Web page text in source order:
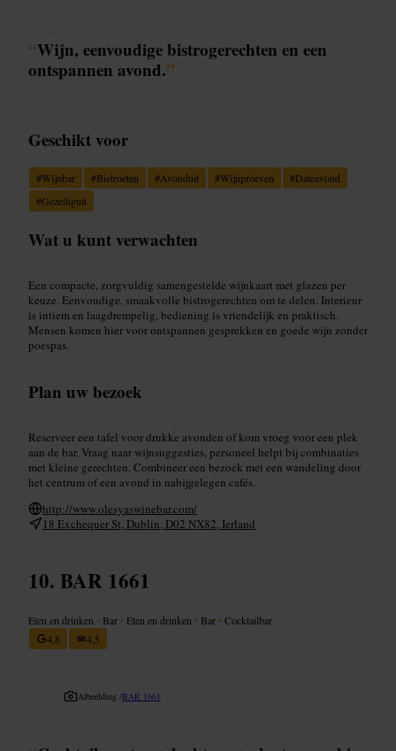
“Wijn, eenvoudige bistrogerechten en een
ontspannen avond.”
Geschikt voor
#Wijnbar #Bistroeten #Avonduit #Wijnproeven #Dateavond
#Gezelliguit
Wat u kunt verwachten
Een compacte, zorgvuldig samengestelde wijnkaart met glazen per
keuze. Eenvoudige, smaakvolle bistrogerechten om te delen. Interieur
is intiem en laagdrempelig, bediening is vriendelijk en praktisch.
Mensen komen hier voor ontspannen gesprekken en goede wijn zonder
poespas.
Plan uw bezoek
Reserveer een tafel voor drukke avonden of kom vroeg voor een plek
aan de bar. Vraag naar wijnsuggesties, personeel helpt bij combinaties
met kleine gerechten. Combineer een bezoek met een wandeling door
het centrum of een avond in nabijgelegen cafés.
http://www.olesyaswinebar.com/
18 Exchequer St, Dublin, D02 NX82, Ierland
BAR 1661
Eten en drinken • Bar • Eten en drinken • Bar •Cocktailbar
4,8
4,5
Afbeelding /BAR 1661